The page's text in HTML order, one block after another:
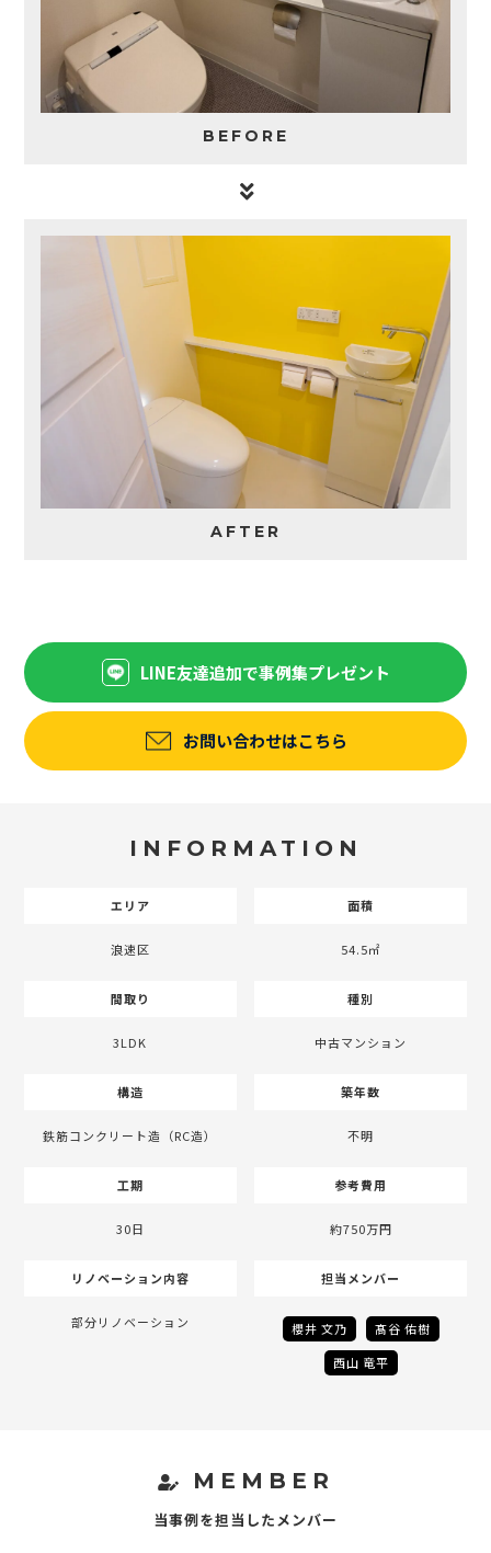
BEFORE
AFTER
LINE友達追加で事例集プレゼント
お問い合わせはこちら
INFORMATION
エリア
浪速区
面積
54.5㎡
間取り
3LDK
種別
中古マンション
構造
鉄筋コンクリート造（RC造）
築年数
不明
工期
30日
参考費用
約750万円
リノベーション内容
部分リノベーション
担当メンバー
櫻井 文乃
髙谷 佑樹
西山 竜平
MEMBER
当事例を担当したメンバー